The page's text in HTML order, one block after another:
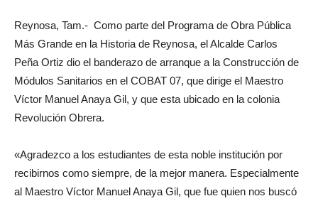
Reynosa, Tam.- Como parte del Programa de Obra Pública
Más Grande en la Historia de Reynosa, el Alcalde Carlos
Peña Ortiz dio el banderazo de arranque a la Construcción de
Módulos Sanitarios en el COBAT 07, que dirige el Maestro
Víctor Manuel Anaya Gil, y que esta ubicado en la colonia
Revolución Obrera.
«Agradezco a los estudiantes de esta noble institución por
recibirnos como siempre, de la mejor manera. Especialmente
al Maestro Víctor Manuel Anaya Gil, que fue quien nos buscó